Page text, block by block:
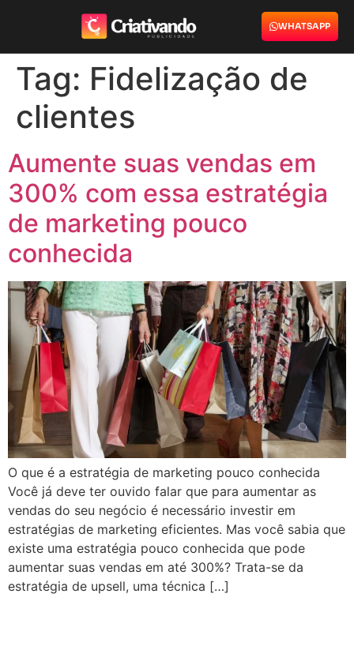
WHATSAPP
Tag: Fidelização de
clientes
Aumente suas vendas em
300% com essa estratégia
de marketing pouco
conhecida
O que é a estratégia de marketing pouco conhecida
Você já deve ter ouvido falar que para aumentar as
vendas do seu negócio é necessário investir em
estratégias de marketing eficientes. Mas você sabia que
existe uma estratégia pouco conhecida que pode
aumentar suas vendas em até 300%? Trata-se da
estratégia de upsell, uma técnica […]